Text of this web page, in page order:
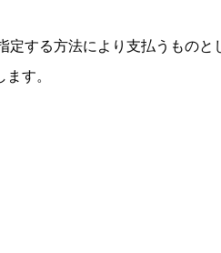
する方法により支払うものと
す。